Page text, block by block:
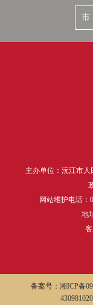
主办单位：沅江市
网站维护电话：
地
备案号： 湘ICP备